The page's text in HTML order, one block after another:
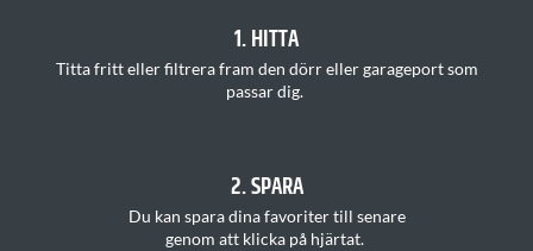
1. HITTA
Tittafritteller filtrera fram den dörr eller garageport som
passardig.
2. SPARA
Du kan spara dina favoritertill senare
genom att klicka på hjärtat.